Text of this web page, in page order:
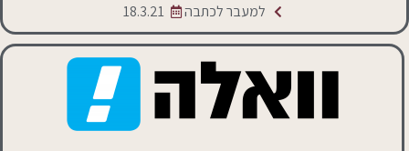
למעבר לכתבה 18.3.21